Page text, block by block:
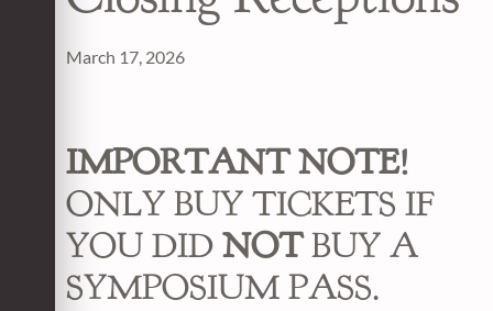
March 17, 2026
IMPORTANT NOTE!
ONLY BUY TICKETS IF
YOU DIDNOTBUY A
SYMPOSIUM PASS.